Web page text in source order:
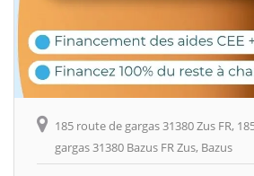
185 route de gargas 31380 Zus FR,
gargas 31380 Bazus FR Zus, Bazus